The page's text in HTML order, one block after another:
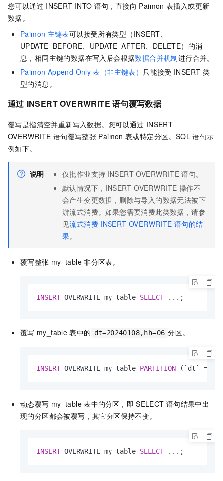
您可以通过 INSERT INTO 语句，直接向 Paimon 表插入或更新
数据。
Paimon 主键表可以接受所有类型（INSERT、
UPDATE_BEFORE、UPDATE_AFTER、DELETE）的消
息，相同主键的数据在写入后会根据数据合并机制进行合并。
Paimon Append Only 表（非主键表） 只能接受 INSERT 类
型的消息。
通过 INSERT OVERWRITE 语句覆写数据
覆写是指清空并重新写入数据。您可以通过 INSERT
OVERWRITE 语句覆写整张 Paimon 表或特定分区。SQL 语句示
例如下。
说明 仅批作业支持 INSERT OVERWRITE 语句。
默认情况下，INSERT OVERWRITE 操作不
会产生变更数据，删除与导入的数据无法被下
游流式消费。如果您需要消费此类数据，请参
见流式消费 INSERT OVERWRITE 语句的结
果。
覆写整张 my_table 非分区表。
INSERT OVERWRITE my_table SELECT ...;
覆写 my_table 表中的 dt=20240108,hh=06 分区。
INSERT OVERWRITE my_table PARTITION (`dt` =
动态覆写 my_table 表中的分区，即 SELECT 语句结果中出
现的分区都会被覆写，其它分区保持不变。
INSERT OVERWRITE my_table SELECT ...;